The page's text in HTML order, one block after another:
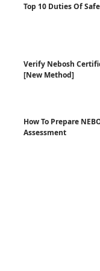
Top 10 Duties Of
Verify Nebosh
[New Method]
How To Prepare
Assessment